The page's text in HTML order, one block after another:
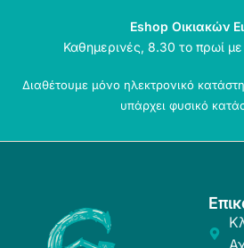
Eshop Οικιακών
Καθημερινές, 8.30 το πρωί
Διαθέτουμε μόνο ηλεκτρονικό
υπάρχει φυσικό